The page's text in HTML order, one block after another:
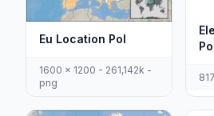
Eu Location Pol
1600 x 1200 - 261,142k -
png